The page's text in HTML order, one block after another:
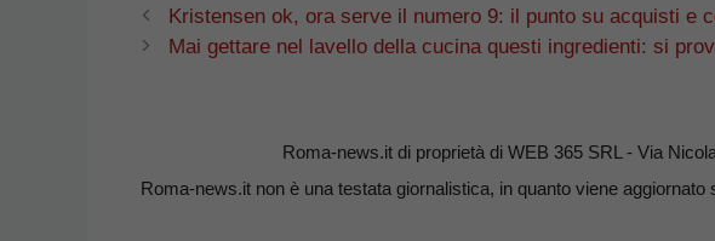
Kristensen ok, ora serve il numero 9: il punto su acquisti e
Mai gettare nel lavello della cucina questi ingredienti: si
Roma-news.it di proprietà di WEB 365 SRL - Via
Roma-news.it non è una testata giornalistica, in quanto viene